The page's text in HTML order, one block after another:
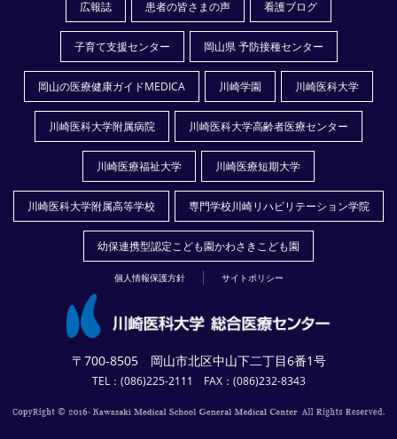
広報誌 患者の皆さまの声 看護ブログ
子育て支援センター 岡山県 予防接種センター
岡山の医療健康ガイドMEDICA 川崎学園 川崎医科大学
川崎医科大学附属病院 川崎医科大学高齢者医療センター
川崎医療福祉大学 川崎医療短期大学
川崎医科大学附属高等学校 専門学校川崎リハビリテーション学院
幼保連携型認定こども園かわさきこども園
個人情報保護方針 サイトポリシー
〒700-8505 岡山市北区中山下二丁目6番1号
TEL：(086)225-2111 FAX：(086)232-8343